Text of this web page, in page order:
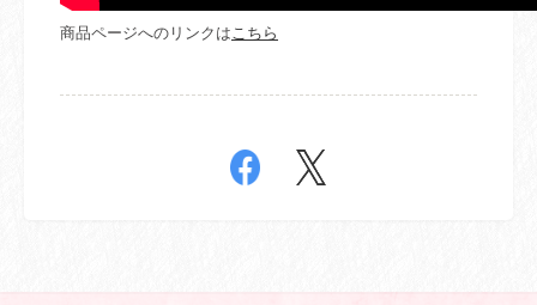
商品ページへのリンクは こちら